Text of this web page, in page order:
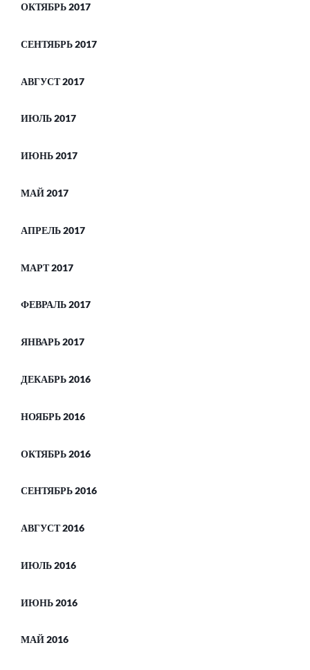
ОКТЯБРЬ 2017
СЕНТЯБРЬ 2017
АВГУСТ 2017
ИЮЛЬ 2017
ИЮНЬ 2017
МАЙ 2017
АПРЕЛЬ 2017
МАРТ 2017
ФЕВРАЛЬ 2017
ЯНВАРЬ 2017
ДЕКАБРЬ 2016
НОЯБРЬ 2016
ОКТЯБРЬ 2016
СЕНТЯБРЬ 2016
АВГУСТ 2016
ИЮЛЬ 2016
ИЮНЬ 2016
МАЙ 2016